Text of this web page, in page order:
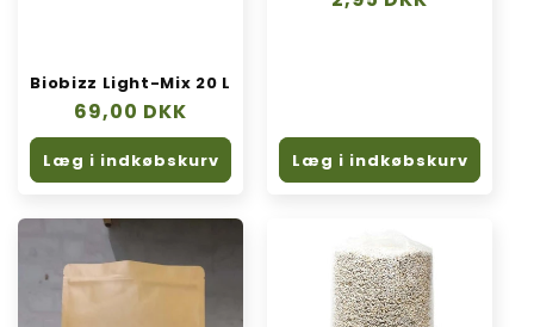
Biobizz Light-Mix 20 L
Normalpris
69,00 DKK
Læg i indkøbskurv Læg i indkøbskurv